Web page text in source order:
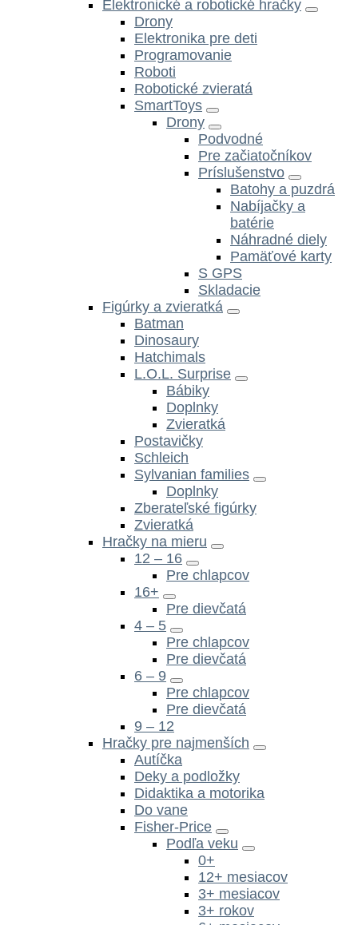
Elektronické a robotické hračky
Drony
Elektronika pre deti
Programovanie
Roboti
Robotické zvieratá
SmartToys
Drony
Podvodné
Pre začiatočníkov
Príslušenstvo
Batohy a puzdrá
Nabíjačky a
batérie
Náhradné diely
Pamäťové karty
S GPS
Skladacie
Figúrky a zvieratká
Batman
Dinosaury
Hatchimals
L.O.L. Surprise
Bábiky
Doplnky
Zvieratká
Postavičky
Schleich
Sylvanian families
Doplnky
Zberateľské figúrky
Zvieratká
Hračky na mieru
12 – 16
Pre chlapcov
16+
Pre dievčatá
4 – 5
Pre chlapcov
Pre dievčatá
6 – 9
Pre chlapcov
Pre dievčatá
9 – 12
Hračky pre najmenších
Autíčka
Deky a podložky
Didaktika a motorika
Do vane
Fisher-Price
Podľa veku
0+
12+ mesiacov
3+ mesiacov
3+ rokov